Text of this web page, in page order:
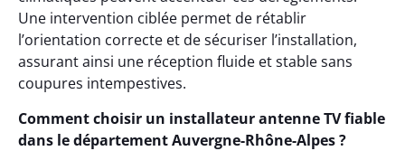
Une intervention ciblée permet de rétablir
l’orientation correcte et de sécuriser l’installation,
assurant ainsi une réception fluide et stable sans
coupures intempestives.
Comment choisir un installateur antenne TV fiable
dans le département Auvergne-Rhône-Alpes ?